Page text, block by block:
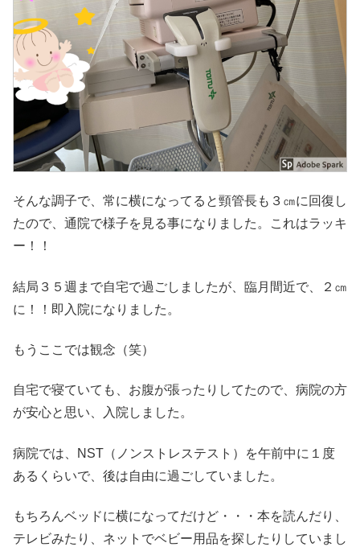
そんな調子で、常に横になってると頸管長も３㎝に回復し
たので、通院で様子を見る事になりました。これはラッキ
ー！！
結局３５週まで自宅で過ごしましたが、臨月間近で、２㎝
に！！即入院になりました。
もうここでは観念（笑）
自宅で寝ていても、お腹が張ったりしてたので、病院の方
が安心と思い、入院しました。
病院では、NST（ノンストレステスト）を午前中に１度
あるくらいで、後は自由に過ごしていました。
もちろんベッドに横になってだけど・・・本を読んだり、
テレビみたり、ネットでベビー用品を探したりしていまし